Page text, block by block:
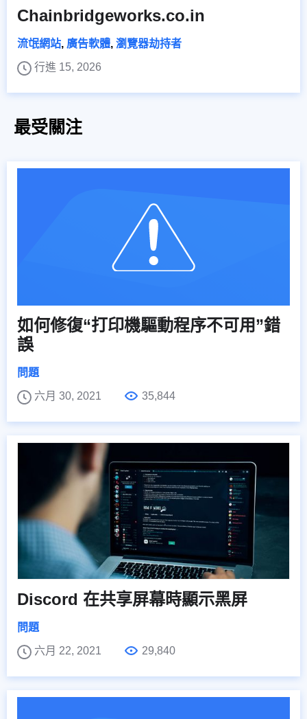
Chainbridgeworks.co.in
流氓網站, 廣告軟體, 瀏覽器劫持者
行進 15, 2026
最受關注
如何修復“打印機驅動程序不可用”錯
誤
問題
六月 30, 2021
35,844
Discord 在共享屏幕時顯示黑屏
問題
六月 22, 2021
29,840